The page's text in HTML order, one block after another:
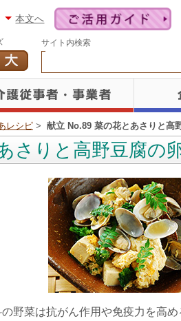
本文へ
サイト内検索
レシピ > 献立 No.89 菜の花とあさりと高
さりと高野豆腐の
野菜は抗がん作用や免疫力を高